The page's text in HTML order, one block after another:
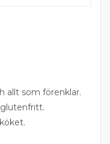
allt som förenklar.